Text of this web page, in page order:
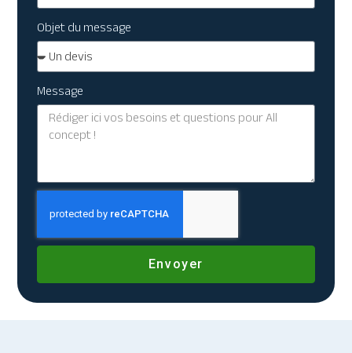
Objet du message
Message
Envoyer